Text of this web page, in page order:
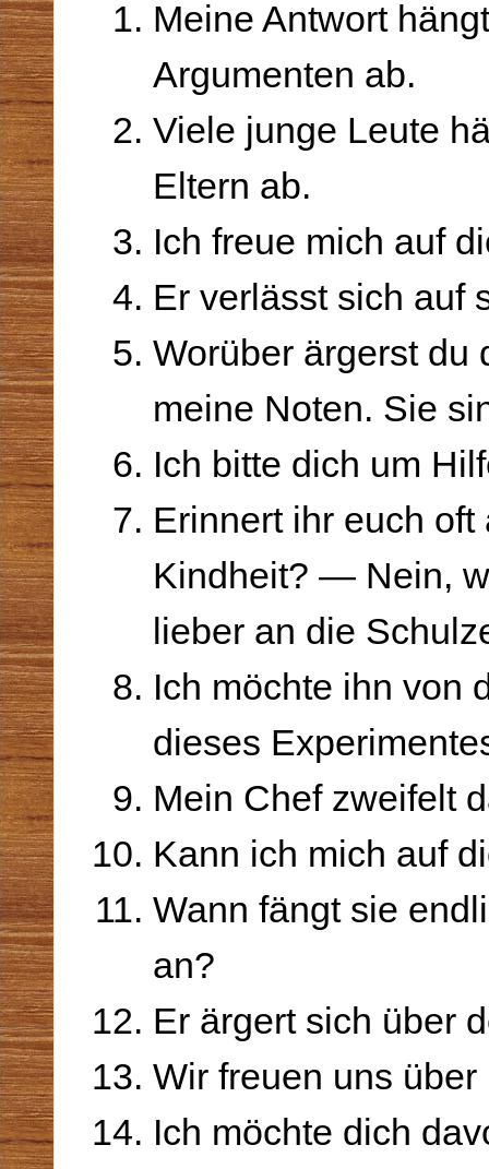
Meine Antwort
Argumenten ab.
Viele junge Leute
Eltern ab.
Ich freue mich auf
Er verlässt sich auf
Worüber ärgerst
meine Noten. Sie
Ich bitte dich um
Erinnert ihr euch oft
Kindheit? — Nein,
lieber an die
Ich möchte ihn von
dieses
Mein Chef zweifelt
Kann ich mich auf
Wann fängt sie
an?
Er ärgert sich über
Wir freuen uns über
Ich möchte dich